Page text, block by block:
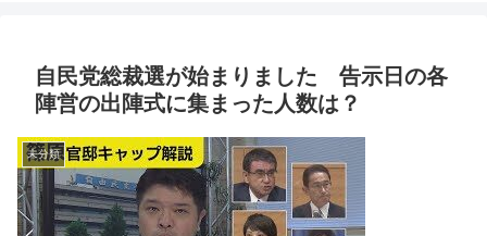
自民党総裁選が始まりました 告示日の各
陣営の出陣式に集まった人数は？
未分類